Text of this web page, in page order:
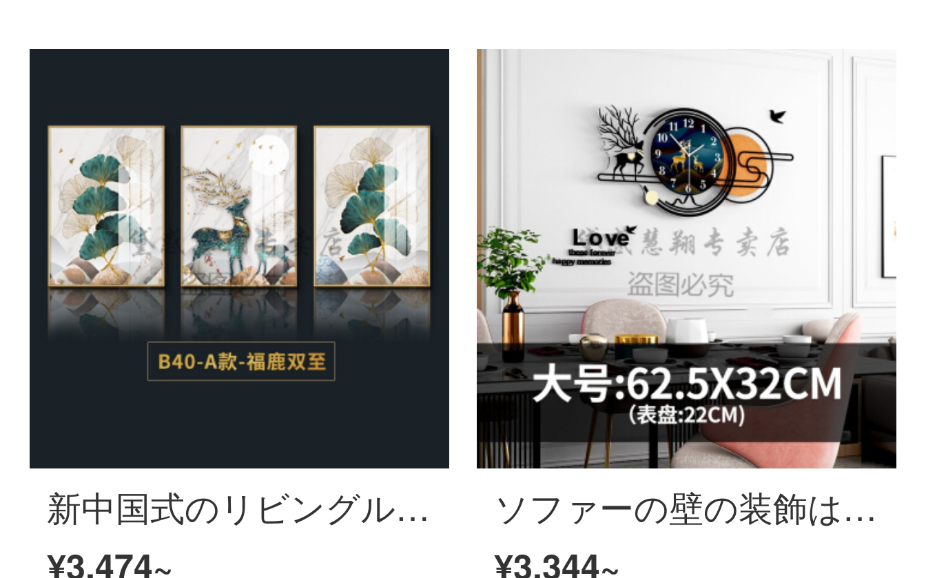
新中国式のリビングルームのソファーの背景壁の装飾画は、フォーチュンテレビの壁の上に掛けられています。福鹿の絵を描いています。北欧風レストランのレストランの通路の壁画の制作品B 40-A-福鹿のペアから-金色の枠40*60 cm（2メートルぐらいのソファーに適していま...
¥3,474~
ソファーの壁の装飾は客間の装飾を描いて、壁に壁を掛けて、現代簡単なソファーの背景壁の装飾画客間の北欧スタイルのレストランを掛けます。
¥3,344~